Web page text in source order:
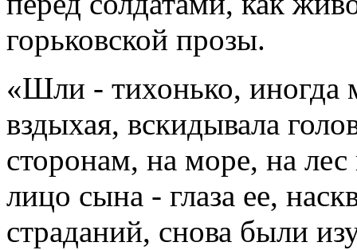
горьковской прозы.
«Шли - тихонько, иногда
вздыхая, вскидывала
сторонам, на море, на
лицо сына - глаза ее,
страданий, снова были